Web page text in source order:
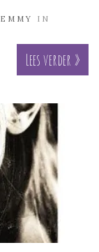
EMMY
IN
Lees verder »